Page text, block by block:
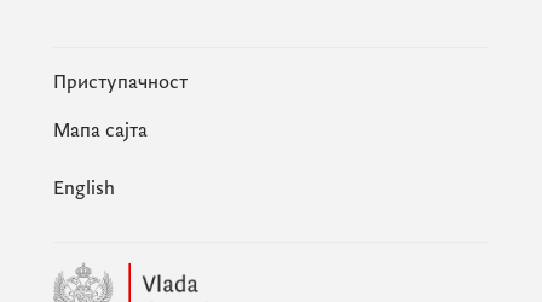
Приступачност
Мапа сајта
English